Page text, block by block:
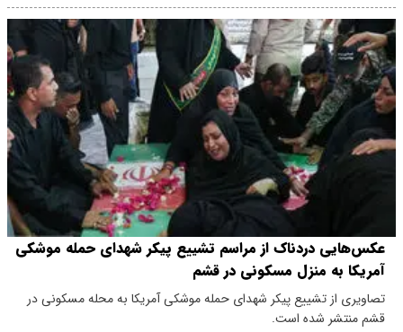
عکس‌هایی دردناک از مراسم تشییع پیکر شهدای حمله موشکی
آمریکا به منزل مسکونی در قشم
تصاویری از تشییع پیکر شهدای حمله موشکی آمریکا به محله مسکونی در
قشم منتشر شده است.